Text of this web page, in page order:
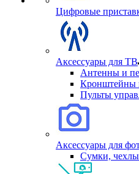
Цифровые
Аксессуары для ТВ
Антенны и
Кронштейны
Пульты
Аксессуары для
Сумки,